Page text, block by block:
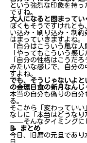
という強烈な印象を持
ですね。
大人になると固まってい
ぼくもそうですけれど
い込み・刷り込み・制
はまっていきますよね。
「自分はこういう風な
「やってもこういう感じ
「自分の性格はこうだろ
みたいな感じで、自分
すよね。
でも、そうじゃないよ
の金環日食の新月なんじ
本当の自分も偽りの自
る。
そこから「変わってい
なしに「本当はどうなり
——そんなタイミングに
📝 まとめ
今日、旧暦の元旦であ